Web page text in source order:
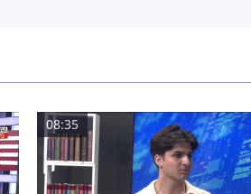
08:35